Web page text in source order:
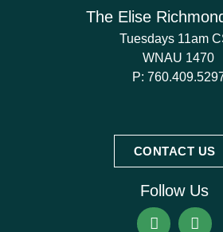
The Elise
Tuesdays 11am
WNAU 1470
P:
CONTACT US
Follow Us